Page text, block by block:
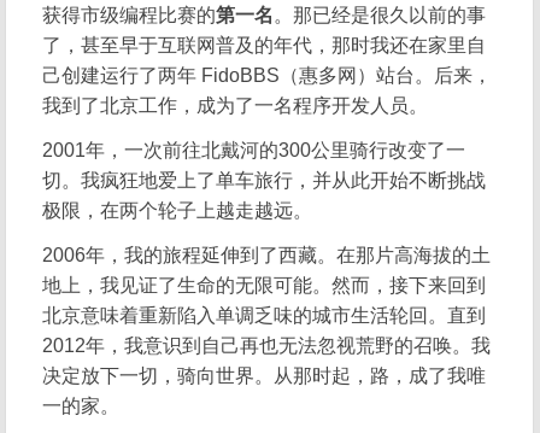
获得市级编程比赛的第一名 。那已经是很久以前的事
了，甚至早于互联网普及的年代，那时我还在家里自
己创建运行了两年 FidoBBS（惠多网）站台。后来，
我到了北京工作，成为了一名程序开发人员。
2001年，一次前往北戴河的300公里骑行改变了一
切。我疯狂地爱上了单车旅行，并从此开始不断挑战
极限，在两个轮子上越走越远。
2006年，我的旅程延伸到了西藏。在那片高海拔的土
地上，我见证了生命的无限可能。然而，接下来回到
北京意味着重新陷入单调乏味的城市生活轮回。直到
2012年，我意识到自己再也无法忽视荒野的召唤。我
决定放下一切，骑向世界。从那时起，路，成了我唯
一的家。